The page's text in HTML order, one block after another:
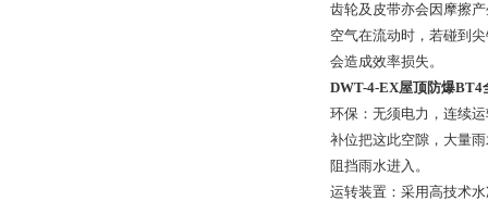
齿轮及皮带亦会因摩擦
空气在流动时，若碰到
会造成效率损失。
DWT-4-EX屋顶防爆BT4
环保：无须电力，连续
补位把这此空隙，大量
阻挡雨水进入。
运转装置：采用高技术